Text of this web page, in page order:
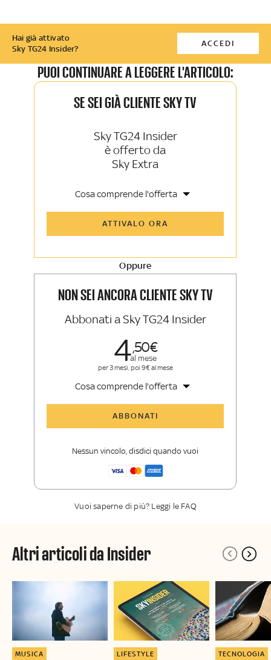
Hai già attivato
Sky TG24 Insider?
ACCEDI
PUOI CONTINUARE A LEGGERE L'ARTICOLO:
SE SEI GIÀ CLIENTE SKY TV
Sky TG24 Insider
è offerto da
Sky Extra
Cosa comprende l'offerta
Sky Sport Insider
La newsletter esclusiva di Sky TG24
ATTIVALO ORA
Oppure
NON SEI ANCORA CLIENTE SKY TV
Abbonati a Sky TG24 Insider
450
al mese
per 3 mesi, poi 9€ al mese
Cosa comprende l'offerta
ABBONATI
Nessun vincolo, disdici quando vuoi
Vuoi saperne di più? Leggi le FAQ
Altri articoli da Insider
MUSICA LIFESTYLE TECNOLOGIA